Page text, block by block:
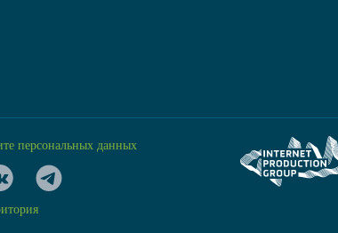
персональных данных